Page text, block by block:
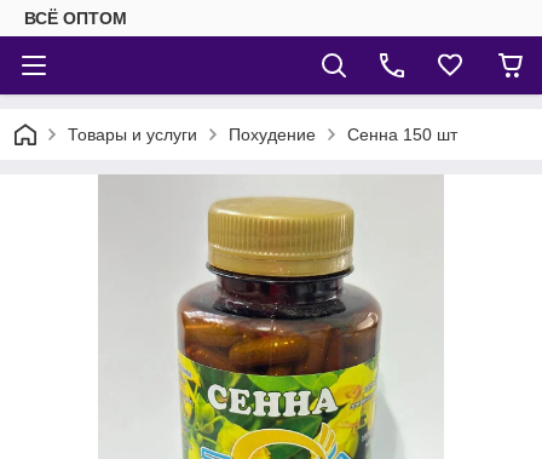
ВСЁ ОПТОМ
Товары и услуги Похудение Сенна 150 шт